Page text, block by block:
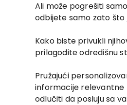
Ali može pogrešiti
odbijete samo zato
Kako biste privukli
prilagodite odredišnu
Pružajući
informacije relevantne
odlučiti da posluju sa